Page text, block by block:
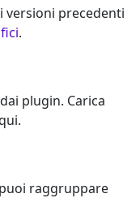
versioni precedenti
.
plugin. Carica
raggruppare